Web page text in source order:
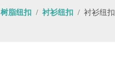
树脂纽扣 / 衬衫纽扣 / 衬衫纽扣